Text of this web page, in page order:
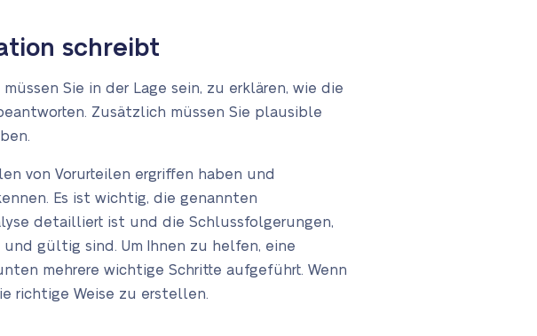
schreibt
Sie in der Lage sein, zu erklären, wie die
Zusätzlich müssen Sie plausible
von Vorurteilen ergriffen haben und
Es ist wichtig, die genannten
detailliert ist und die Schlussfolgerungen,
gültig sind. Um Ihnen zu helfen, eine
mehrere wichtige Schritte aufgeführt. Wenn
richtige Weise zu erstellen.